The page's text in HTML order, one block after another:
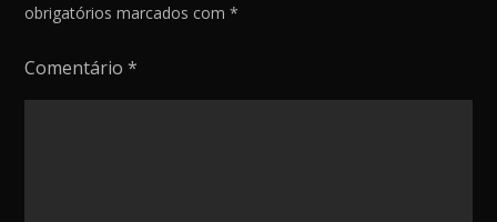
obrigatórios marcados com*
Comentário*